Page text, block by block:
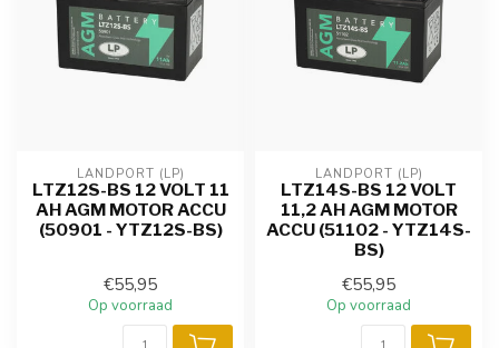
LANDPORT (LP)
LTZ12S-BS 12 VOLT 11
AH AGM MOTOR ACCU
(50901 - YTZ12S-BS)
€55,95
Op voorraad
LANDPORT (LP)
LTZ14S-BS 12 VOLT
11,2 AH AGM MOTOR
ACCU (51102 - YTZ14S-
BS)
€55,95
Op voorraad